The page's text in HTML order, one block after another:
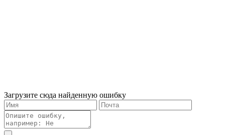
Загрузите сюда найденную ошибку